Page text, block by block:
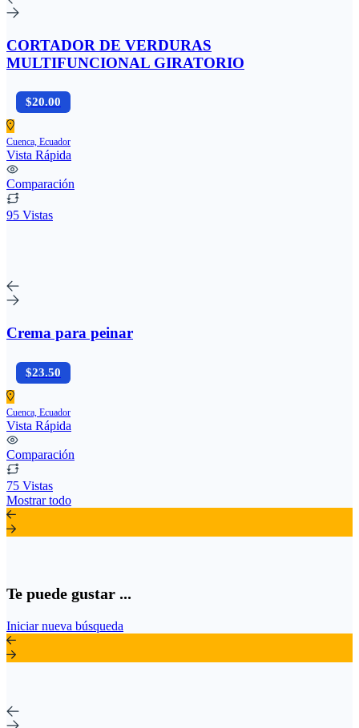
CORTADOR DE VERDURAS
MULTIFUNCIONAL GIRATORIO
$20.00
Cuenca, Ecuador
Vista Rápida
Comparación
95 Vistas
Crema para peinar
$23.50
Cuenca, Ecuador
Vista Rápida
Comparación
75 Vistas
Mostrar todo
Te puede gustar ...
Iniciar nueva búsqueda